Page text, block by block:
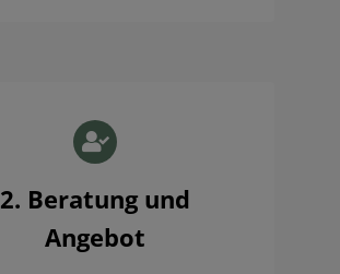
2. Beratung und
Angebot